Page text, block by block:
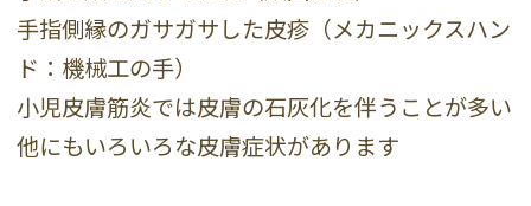
手指側縁のガサガサした皮疹（メカニックスハン
ド：機械工の手）
小児皮膚筋炎では皮膚の石灰化を伴うことが多い
他にもいろいろな皮膚症状があります